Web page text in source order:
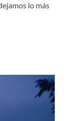
lo más